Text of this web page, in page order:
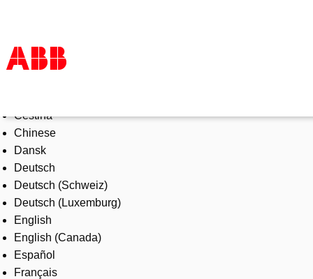
Products & Solutions
Industries
Services
About us
Where to buy
Contact us
Careers
Čeština
Chinese
Dansk
Deutsch
Deutsch (Schweiz)
Deutsch (Luxemburg)
English
English (Canada)
Español
Français